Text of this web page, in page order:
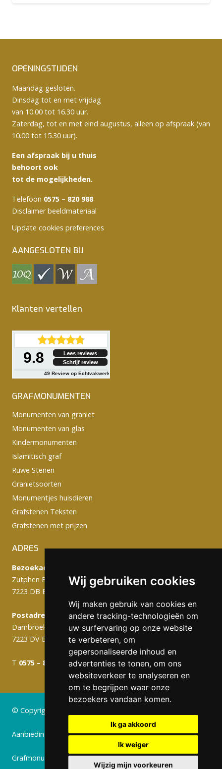
Wij gebruiken cookies
Wij maken gebruik van cookies en
andere tracking-technologieën om
uw surfervaring op onze website
te verbeteren, om
gepersonaliseerde inhoud en
advertenties te tonen, om ons
websiteverkeer te analyseren en
om te begrijpen waar onze
bezoekers vandaan komen.
Ik ga akkoord
Ik weiger
Wijzig mijn voorkeuren
OPENINGSTIJDEN
Maandag gesloten.
Dinsdag tot en met vrijdag
van 10.00 tot 16.30 uur.
Zaterdag, tot en met eind augustus, alleen op afspraak (van
10.00 tot 15.30 uur).
Een afspraak bij u thuis
behoort ook
tot de mogelijkheden.
Telefoon 0575 – 820 988
Disclaimer beeldmateriaal
Update cookies preferences
AANGESLOTEN BIJ
Klanten vertellen
9.8
Lees reviews
Schrijf review
49 Review op Echtvakwerk
GRAFMONUMENTEN
Monumenten van graniet
Monumenten van glas
Kindermonumenten
Islamitisch graf
Ruwe Stenen
Granietsoorten
Monumentjes huisdieren
Grafstenen Teksten
Grafstenen met prijzen
ADRES
Bezoekadres:
Zutphen Emmerikseweg 103C
7223 DB Baak
Postadres (werkplaats):
Dambroek 10A
7223 DV Baak
T 0575 – 820 988 info@gerritsengrafmonumenten.nl
© Copyright 2024 Gerritsen Grafmonumenten
Aanbiedingen
Grafmonumenten